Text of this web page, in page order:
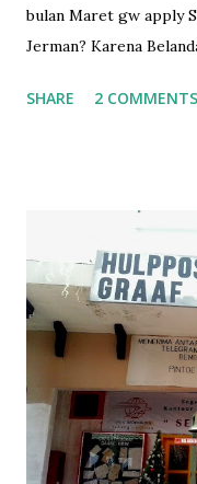
bulan Maret gw apply
Jerman? Karena
suami ada libur tapi
mengajukan
aja. Karena sebagai
kami berhak untuk
penting tabungan
Dengan ina inu, eh
freelancer harus kasih
ya karena nggak
rumah tangga. Itu
siapa yg membiayai
SHARE 2 COMMENTS